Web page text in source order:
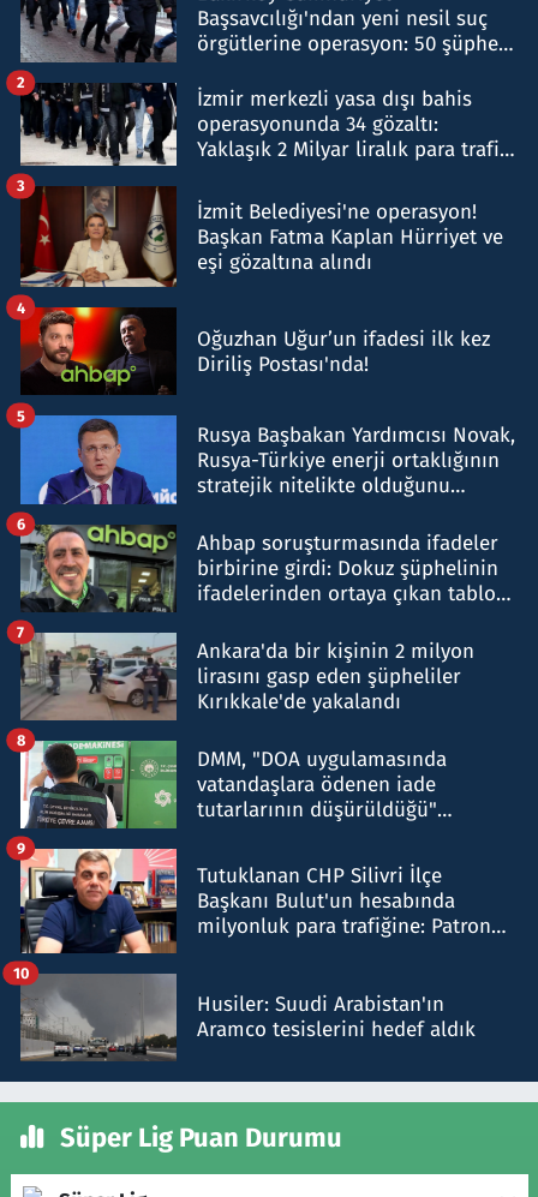
Başsavcılığı'ndan yeni nesil suç
örgütlerine operasyon: 50 şüpheli
İzmir merkezli yasa dışı bahis
operasyonunda 34 gözaltı:
Yaklaşık 2 Milyar liralık para trafiği
2
İzmit Belediyesi'ne operasyon!
Başkan Fatma Kaplan Hürriyet ve
eşi gözaltına alındı
3
Oğuzhan Uğur’un ifadesi ilk kez
Diriliş Postası'nda!
4
Rusya Başbakan Yardımcısı Novak,
Rusya-Türkiye enerji ortaklığının
stratejik nitelikte olduğunu
5
Ahbap soruşturmasında ifadeler
birbirine girdi: Dokuz şüphelinin
ifadelerinden ortaya çıkan tablo
6
Ankara'da bir kişinin 2 milyon
lirasını gasp eden şüpheliler
Kırıkkale'de yakalandı
7
DMM, "DOA uygulamasında
vatandaşlara ödenen iade
tutarlarının düşürüldüğü"
8
Tutuklanan CHP Silivri İlçe
Başkanı Bulut'un hesabında
milyonluk para trafiğine: Patron
9
Husiler: Suudi Arabistan'ın
Aramco tesislerini hedef aldık
10
Süper Lig Puan Durumu